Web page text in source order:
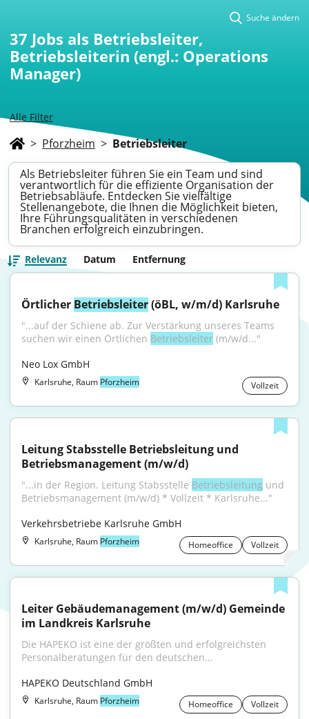
Alle Filter
Suche ändern
37 Jobs als Betriebsleiter,
Betriebsleiterin (engl.: Operations
Manager)
> Pforzheim > Betriebsleiter
Als Betriebsleiter führen Sie ein Team und sind
verantwortlich für die effiziente Organisation der
Betriebsabläufe. Entdecken Sie vielfältige
Stellenangebote, die Ihnen die Möglichkeit bieten,
Ihre Führungsqualitäten in verschiedenen
Branchen erfolgreich einzubringen.
Relevanz Datum Entfernung
Örtlicher Betriebsleiter (öBL, w/m/d) Karlsruhe
"...auf der Schiene ab. Zur Verstärkung unseres Teams
suchen wir einen Örtlichen Betriebsleiter (m/w/d..."
Neo Lox GmbH
Karlsruhe, Raum Pforzheim Vollzeit
Leitung Stabsstelle Betriebsleitung und
Betriebsmanagement (m/w/d)
"...in der Region. Leitung Stabsstelle Betriebsleitung und
Betriebsmanagement (m/w/d) * Vollzeit * Karlsruhe..."
Verkehrsbetriebe Karlsruhe GmbH
Karlsruhe, Raum Pforzheim Homeoffice Vollzeit
Leiter Gebäudemanagement (m/w/d) Gemeinde
im Landkreis Karlsruhe
Die HAPEKO ist eine der größten und erfolgreichsten
Personalberatungen für den deutschen...
HAPEKO Deutschland GmbH
Karlsruhe, Raum Pforzheim Homeoffice Vollzeit